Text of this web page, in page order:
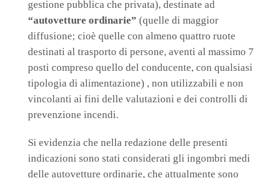
gestione pubblica che privata), destinate ad
“autovetture ordinarie” (quelle di maggior
diffusione; cioè quelle con almeno quattro ruote
destinati al trasporto di persone, aventi al massimo 7
posti compreso quello del conducente, con qualsiasi
tipologia di alimentazione) , non utilizzabili e non
vincolanti ai fini delle valutazioni e dei controlli di
prevenzione incendi.
Si evidenzia che nella redazione delle presenti
indicazioni sono stati considerati gli ingombri medi
delle autovetture ordinarie, che attualmente sono